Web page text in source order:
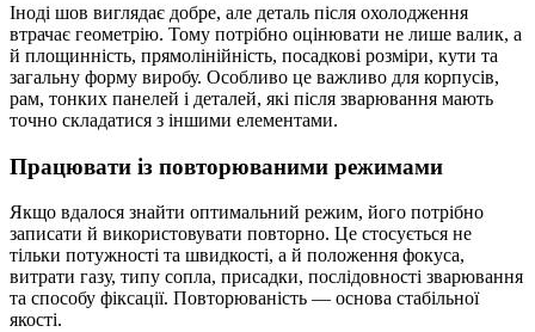
Іноді шов виглядає добре, але деталь після охолодження
втрачає геометрію. Тому потрібно оцінювати не лише валик, а
й площинність, прямолінійність, посадкові розміри, кути та
загальну форму виробу. Особливо це важливо для корпусів,
рам, тонких панелей і деталей, які після зварювання мають
точно складатися з іншими елементами.
Працювати із повторюваними режимами
Якщо вдалося знайти оптимальний режим, його потрібно
записати й використовувати повторно. Це стосується не
тільки потужності та швидкості, а й положення фокуса,
витрати газу, типу сопла, присадки, послідовності зварювання
та способу фіксації. Повторюваність — основа стабільної
якості.